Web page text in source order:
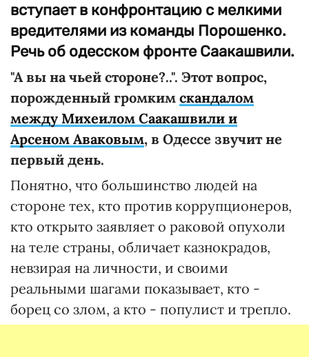
вступает в конфронтацию с мелкими
вредителями из команды Порошенко.
Речь об одесском фронте Саакашвили.
"А вы на чьей стороне?..". Этот вопрос,
порожденный громким скандалом
между Михеилом Саакашвили и
Арсеном Аваковым, в Одессе звучит не
первый день.
Понятно, что большинство людей на
стороне тех, кто против коррупционеров,
кто открыто заявляет о раковой опухоли
на теле страны, обличает казнокрадов,
невзирая на личности, и своими
реальными шагами показывает, кто -
борец со злом, а кто - популист и трепло.